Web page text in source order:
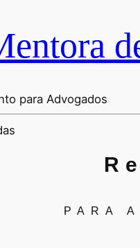
para Advogados
PARA